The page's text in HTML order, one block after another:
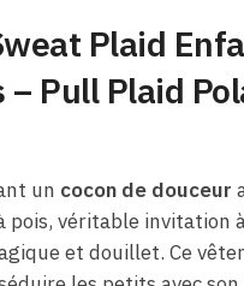
Plaid
– Pull Plaid
un cocon de douceur
pois, véritable invitation
et douillet. Ce